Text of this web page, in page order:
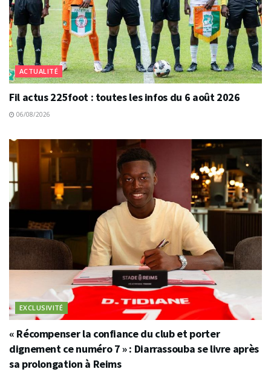
ACTUALITÉ
Fil actus 225foot : toutes les infos du 6 août 2026
06/08/2026
EXCLUSIVITÉ
« Récompenser la confiance du club et porter
dignement ce numéro 7 » : Diarrassouba se livre après
sa prolongation à Reims